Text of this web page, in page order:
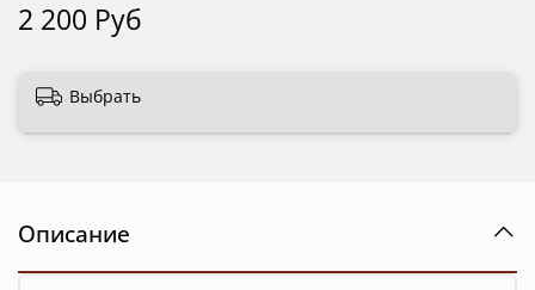
2 200 Руб
Выбрать
Описание